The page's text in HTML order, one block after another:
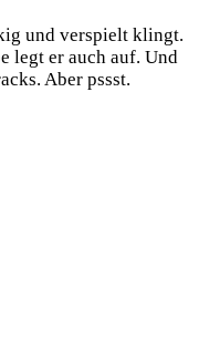
und verspielt klingt.
legt er auch auf. Und
Aber pssst.